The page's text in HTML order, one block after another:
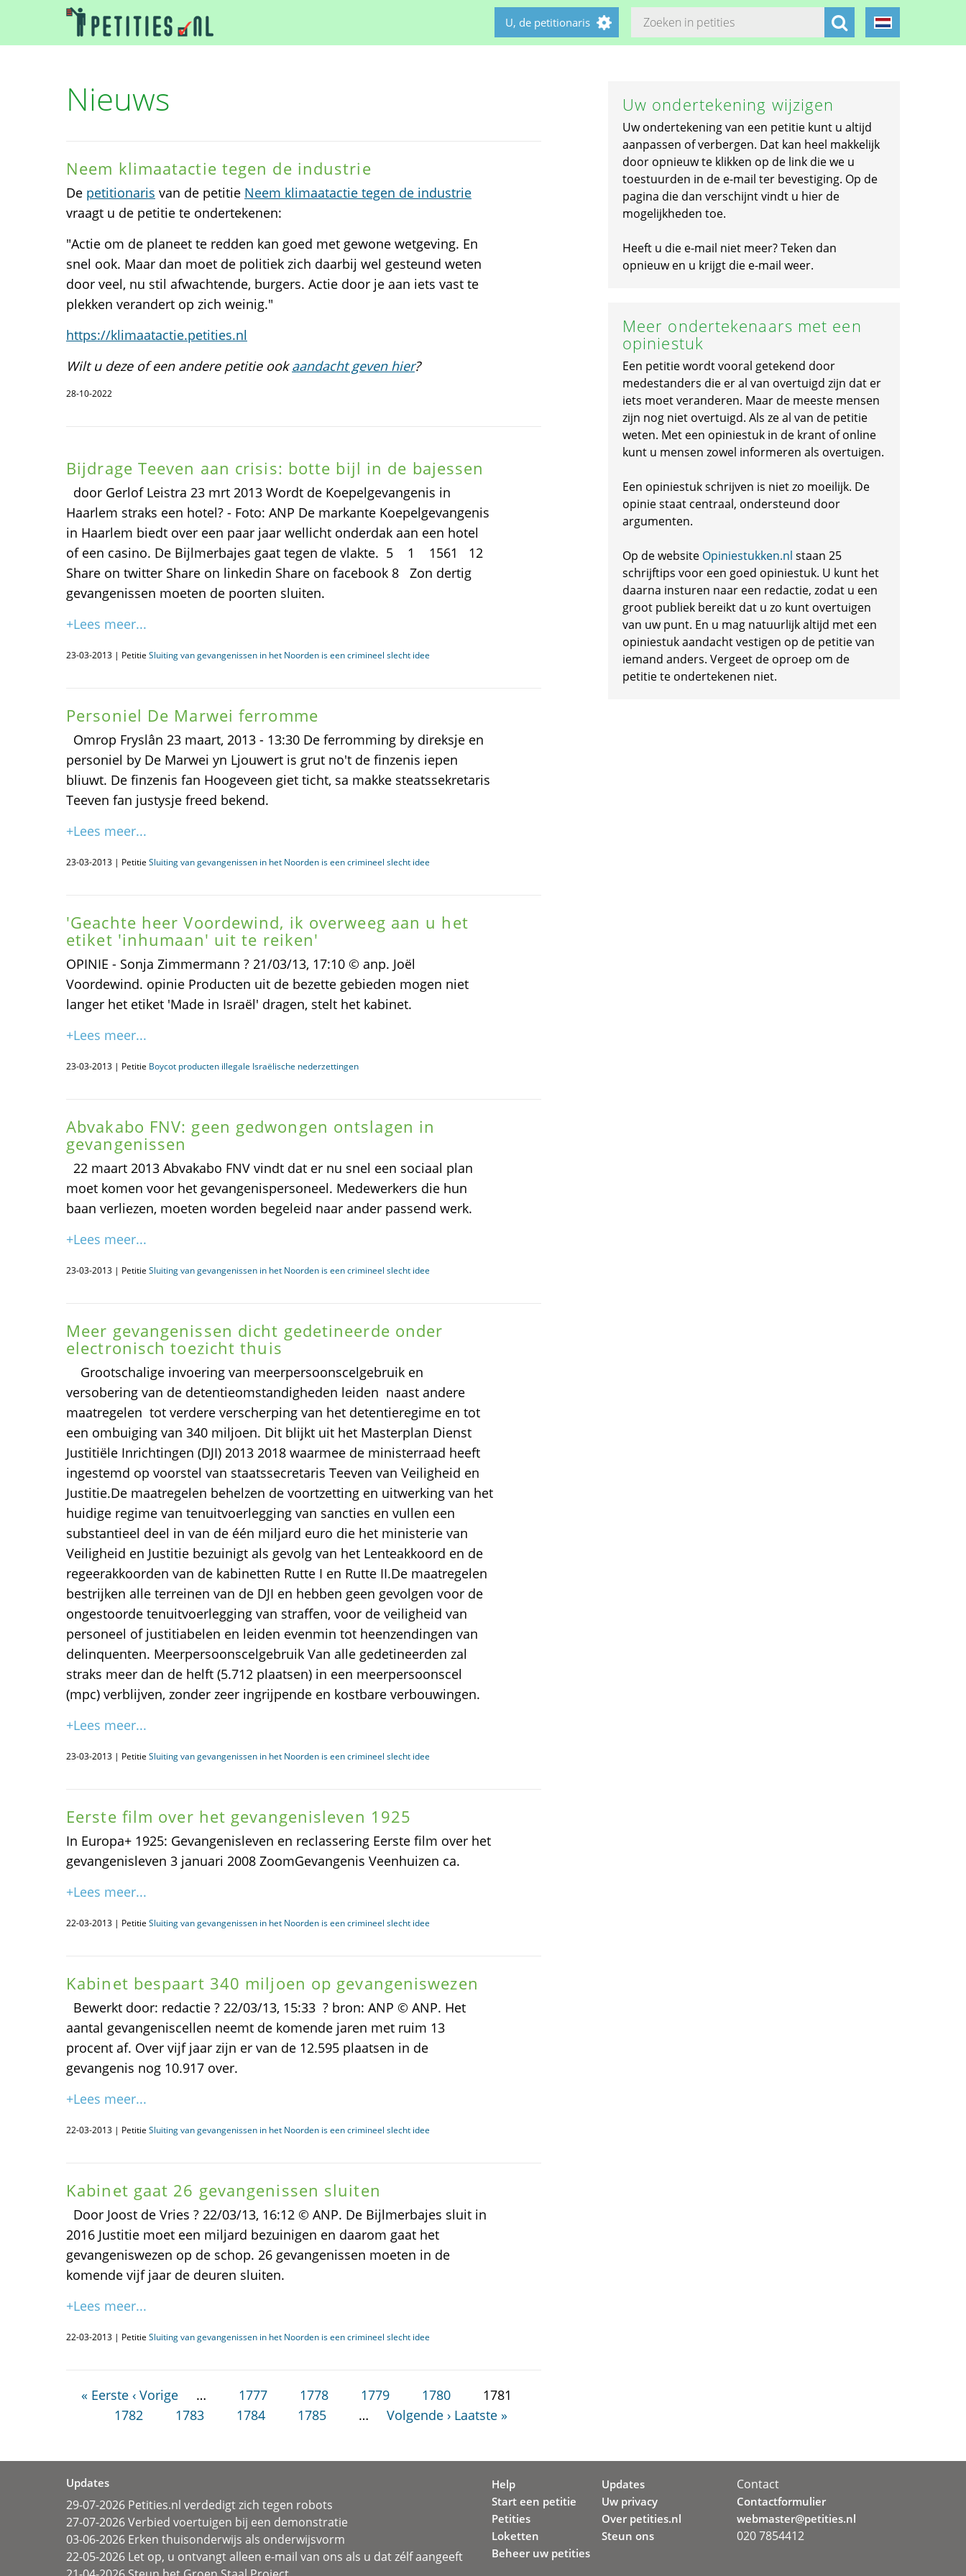
U, de petitionaris
Nieuws
Neem klimaatactie tegen de industrie
De petitionaris van de petitie Neem klimaatactie tegen de industrie
vraagt u de petitie te ondertekenen:
"Actie om de planeet te redden kan goed met gewone wetgeving. En
snel ook. Maar dan moet de politiek zich daarbij wel gesteund weten
door veel, nu stil afwachtende, burgers. Actie door je aan iets vast te
plekken verandert op zich weinig."
https://klimaatactie.petities.nl
Wilt u deze of een andere petitie ookaandacht geven hier?
28-10-2022
Bijdrage Teeven aan crisis: botte bijl in de bajessen
door Gerlof Leistra 23 mrt 2013 Wordt de Koepelgevangenis in
Haarlem straks een hotel? - Foto: ANP De markante Koepelgevangenis
in Haarlem biedt over een paar jaar wellicht onderdak aan een hotel
of een casino. De Bijlmerbajes gaat tegen de vlakte. 5 1 1561 12
Share on twitter Share on linkedin Share on facebook 8 Zon dertig
gevangenissen moeten de poorten sluiten.
+Lees meer...
23-03-2013 | Petitie Sluiting van gevangenissen in het Noorden is een crimineel slecht idee
Personiel De Marwei ferromme
Omrop Fryslân 23 maart, 2013 - 13:30 De ferromming by direksje en
personiel by De Marwei yn Ljouwert is grut no't de finzenis iepen
bliuwt. De finzenis fan Hoogeveen giet ticht, sa makke steatssekretaris
Teeven fan justysje freed bekend.
+Lees meer...
23-03-2013 | Petitie Sluiting van gevangenissen in het Noorden is een crimineel slecht idee
'Geachte heer Voordewind, ik overweeg aan u het
etiket 'inhumaan' uit te reiken'
OPINIE - Sonja Zimmermann ? 21/03/13, 17:10 © anp. Joël
Voordewind. opinie Producten uit de bezette gebieden mogen niet
langer het etiket 'Made in Israël' dragen, stelt het kabinet.
+Lees meer...
23-03-2013 | Petitie Boycot producten illegale Israëlische nederzettingen
Abvakabo FNV: geen gedwongen ontslagen in
gevangenissen
22 maart 2013 Abvakabo FNV vindt dat er nu snel een sociaal plan
moet komen voor het gevangenispersoneel. Medewerkers die hun
baan verliezen, moeten worden begeleid naar ander passend werk.
+Lees meer...
23-03-2013 | Petitie Sluiting van gevangenissen in het Noorden is een crimineel slecht idee
Meer gevangenissen dicht gedetineerde onder
electronisch toezicht thuis
Grootschalige invoering van meerpersoonscelgebruik en
versobering van de detentieomstandigheden leiden  naast andere
maatregelen  tot verdere verscherping van het detentieregime en tot
een ombuiging van 340 miljoen. Dit blijkt uit het Masterplan Dienst
Justitiële Inrichtingen (DJI) 2013 2018 waarmee de ministerraad heeft
ingestemd op voorstel van staatssecretaris Teeven van Veiligheid en
Justitie.De maatregelen behelzen de voortzetting en uitwerking van het
huidige regime van tenuitvoerlegging van sancties en vullen een
substantieel deel in van de één miljard euro die het ministerie van
Veiligheid en Justitie bezuinigt als gevolg van het Lenteakkoord en de
regeerakkoorden van de kabinetten Rutte I en Rutte II.De maatregelen
bestrijken alle terreinen van de DJI en hebben geen gevolgen voor de
ongestoorde tenuitvoerlegging van straffen, voor de veiligheid van
personeel of justitiabelen en leiden evenmin tot heenzendingen van
delinquenten. Meerpersoonscelgebruik Van alle gedetineerden zal
straks meer dan de helft (5.712 plaatsen) in een meerpersoonscel
(mpc) verblijven, zonder zeer ingrijpende en kostbare verbouwingen.
+Lees meer...
23-03-2013 | Petitie Sluiting van gevangenissen in het Noorden is een crimineel slecht idee
Eerste film over het gevangenisleven 1925
In Europa+ 1925: Gevangenisleven en reclassering Eerste film over het
gevangenisleven 3 januari 2008 ZoomGevangenis Veenhuizen ca.
+Lees meer...
22-03-2013 | Petitie Sluiting van gevangenissen in het Noorden is een crimineel slecht idee
Kabinet bespaart 340 miljoen op gevangeniswezen
Bewerkt door: redactie ? 22/03/13, 15:33 ? bron: ANP © ANP. Het
aantal gevangeniscellen neemt de komende jaren met ruim 13
procent af. Over vijf jaar zijn er van de 12.595 plaatsen in de
gevangenis nog 10.917 over.
+Lees meer...
22-03-2013 | Petitie Sluiting van gevangenissen in het Noorden is een crimineel slecht idee
Kabinet gaat 26 gevangenissen sluiten
Door Joost de Vries ? 22/03/13, 16:12 © ANP. De Bijlmerbajes sluit in
2016 Justitie moet een miljard bezuinigen en daarom gaat het
gevangeniswezen op de schop. 26 gevangenissen moeten in de
komende vijf jaar de deuren sluiten.
+Lees meer...
22-03-2013 | Petitie Sluiting van gevangenissen in het Noorden is een crimineel slecht idee
« Eerste ‹ Vorige … 1777 1778 1779 1780
1781
1782
1783 1784 1785 … Volgende › Laatste »
Uw ondertekening wijzigen
Uw ondertekening van een petitie kunt u altijd
aanpassen of verbergen. Dat kan heel makkelijk
door opnieuw te klikken op de link die we u
toestuurden in de e-mail ter bevestiging. Op de
pagina die dan verschijnt vindt u hier de
mogelijkheden toe.
Heeft u die e-mail niet meer? Teken dan
opnieuw en u krijgt die e-mail weer.
Meer ondertekenaars met een
opiniestuk
Een petitie wordt vooral getekend door
medestanders die er al van overtuigd zijn dat er
iets moet veranderen. Maar de meeste mensen
zijn nog niet overtuigd. Als ze al van de petitie
weten. Met een opiniestuk in de krant of online
kunt u mensen zowel informeren als overtuigen.
Een opiniestuk schrijven is niet zo moeilijk. De
opinie staat centraal, ondersteund door
argumenten.
Op de website Opiniestukken.nl staan 25
schrijftips voor een goed opiniestuk. U kunt het
daarna insturen naar een redactie, zodat u een
groot publiek bereikt dat u zo kunt overtuigen
van uw punt. En u mag natuurlijk altijd met een
opiniestuk aandacht vestigen op de petitie van
iemand anders. Vergeet de oproep om de
petitie te ondertekenen niet.
Updates
29-07-2026 Petities.nl verdedigt zich tegen robots
27-07-2026 Verbied voertuigen bij een demonstratie
03-06-2026 Erken thuisonderwijs als onderwijsvorm
22-05-2026 Let op, u ontvangt alleen e-mail van ons als u dat zélf aangeeft
Help
Start een petitie
Petities
Loketten
Beheer uw petities
Updates
Uw privacy
Over petities.nl
Steun ons
Contact
Contactformulier
webmaster@petities.nl
020 7854412